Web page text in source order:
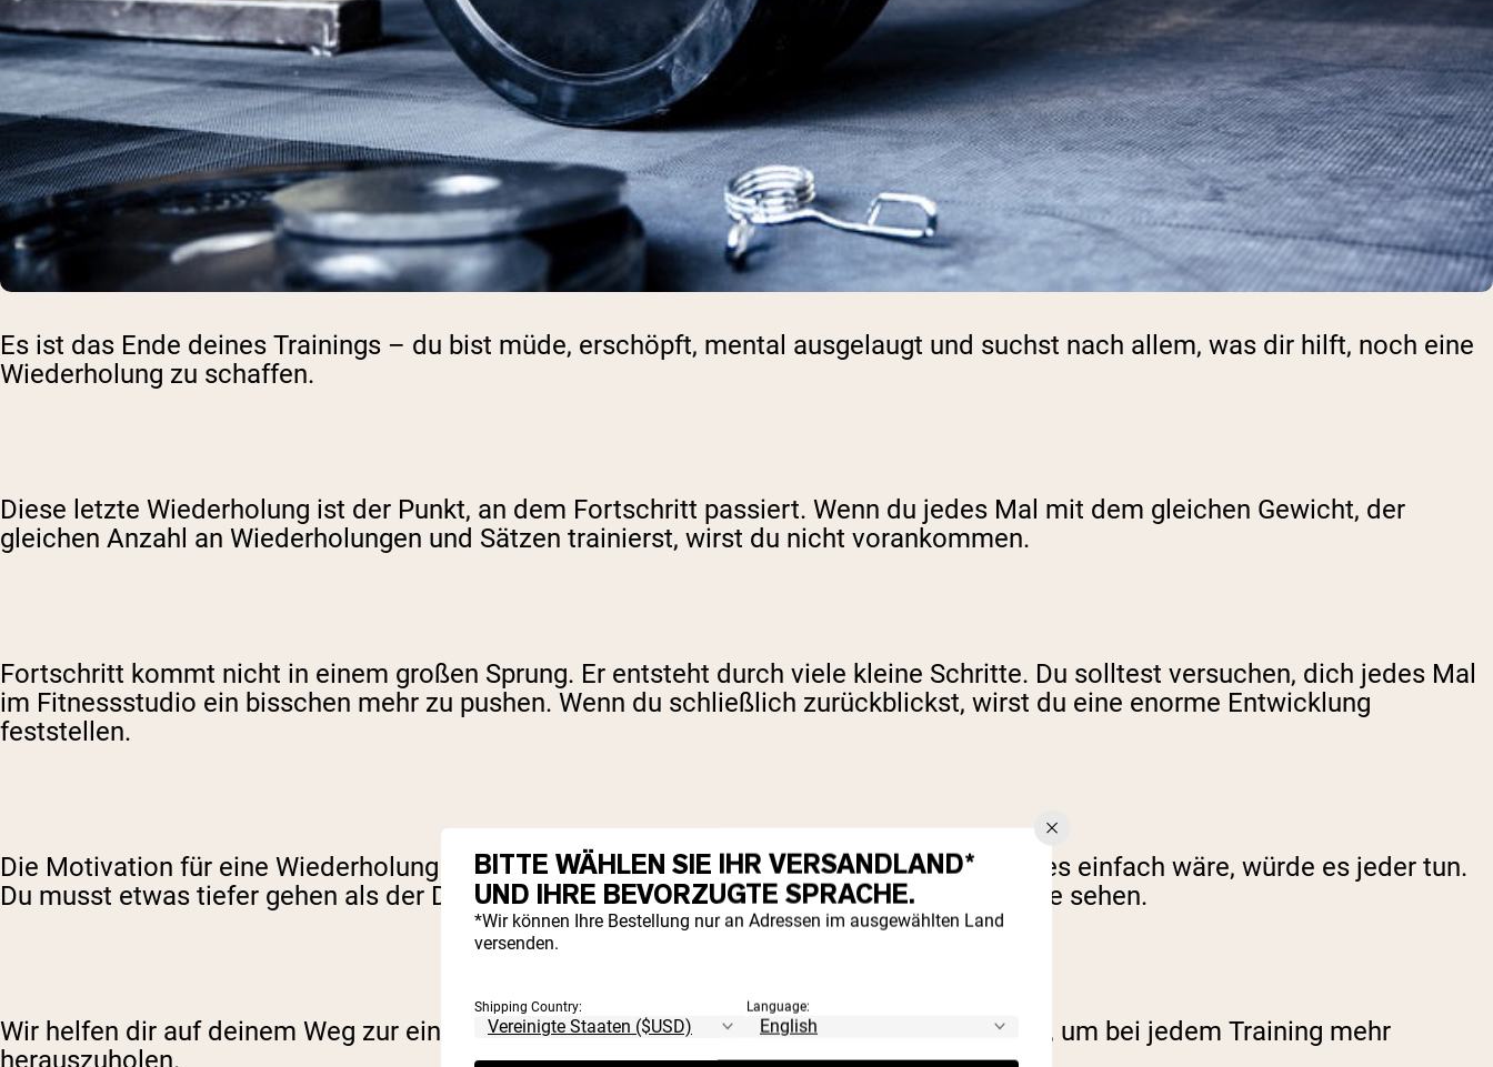
Es ist das Ende deines Trainings – du bist müde, erschöpft, mental ausgelaugt und suchst nach allem, was dir hilft, noch eine
Wiederholung zu schaffen.
Diese letzte Wiederholung ist der Punkt, an dem Fortschritt passiert. Wenn du jedes Mal mit dem gleichen Gewicht, der
gleichen Anzahl an Wiederholungen und Sätzen trainierst, wirst du nicht vorankommen.
Fortschritt kommt nicht in einem großen Sprung. Er entsteht durch viele kleine Schritte. Du solltest versuchen, dich jedes Mal
im Fitnessstudio ein bisschen mehr zu pushen. Wenn du schließlich zurückblickst, wirst du eine enorme Entwicklung
feststellen.
Die Motivation für eine Wiederholung mehr zu finden, ist schwer, und das ist okay. Wenn es einfach wäre, würde es jeder tun.
Du musst etwas tiefer gehen als der Durchschnitt, und mit der Zeit wirst du die Ergebnisse sehen.
Wir helfen dir auf deinem Weg zur einen Wiederholung mehr mit diesen bewährten Tricks, um bei jedem Training mehr
herauszuholen.
BITTE WÄHLEN SIE IHR VERSANDLAND*
UND IHRE BEVORZUGTE SPRACHE.
*Wir können Ihre Bestellung nur an Adressen im ausgewählten Land
versenden.
Shipping Country: Language: